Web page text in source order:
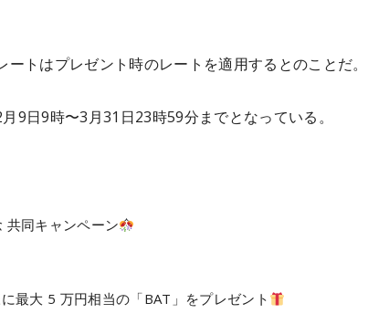
トはプレゼント時のレートを適用するとのことだ。
9日9時〜3月31日23時59分までとなっている。
同キャンペーン
最大 5 万円相当の「BAT」をプレゼント